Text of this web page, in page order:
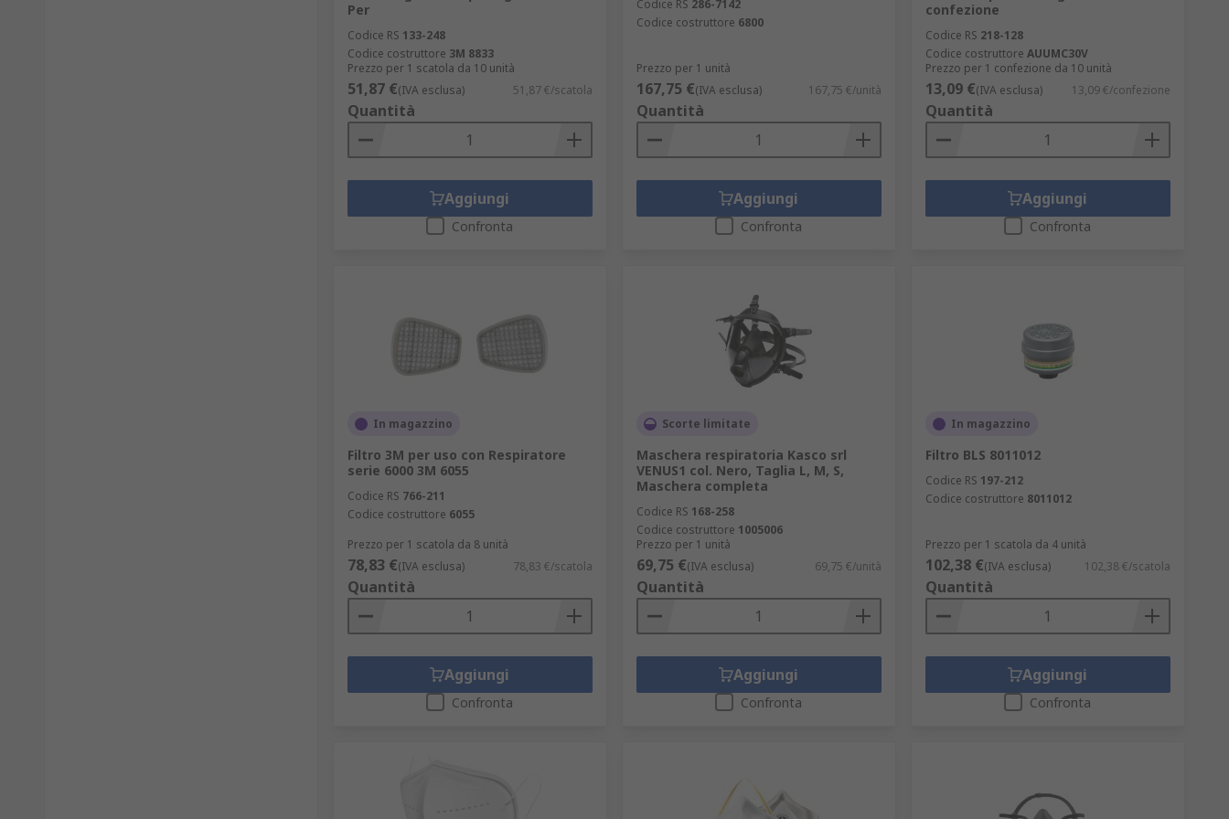
Per
Codice RS 133-248
Codice costruttore 3M 8833
Prezzo per 1 scatola da 10 unità
51,87 €(IVA esclusa) 51,87 €/scatola
Quantità
Aggiungi
Confronta
Codice RS 286-7142
Codice costruttore 6800
Prezzo per 1 unità
167,75 €(IVA esclusa) 167,75 €/unità
Quantità
Aggiungi
Confronta
confezione
Codice RS 218-128
Codice costruttore AUUMC30V
Prezzo per 1 confezione da 10 unità
13,09 €(IVA esclusa) 13,09 €/confezione
Quantità
Aggiungi
Confronta
In magazzino
Filtro 3M per uso con Respiratore
serie 6000 3M 6055
Codice RS 766-211
Codice costruttore 6055
Prezzo per 1 scatola da 8 unità
78,83 €(IVA esclusa) 78,83 €/scatola
Quantità
Aggiungi
Confronta
Scorte limitate
Maschera respiratoria Kasco srl
VENUS1 col. Nero, Taglia L, M, S,
Maschera completa
Codice RS 168-258
Codice costruttore 1005006
Prezzo per 1 unità
69,75 €(IVA esclusa) 69,75 €/unità
Quantità
Aggiungi
Confronta
In magazzino
Filtro BLS 8011012
Codice RS 197-212
Codice costruttore 8011012
Prezzo per 1 scatola da 4 unità
102,38 €(IVA esclusa) 102,38 €/scatola
Quantità
Aggiungi
Confronta